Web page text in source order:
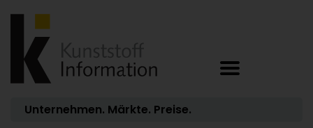
Unternehmen. Märkte. Preise.